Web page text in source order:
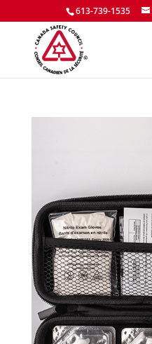
613-739-1535